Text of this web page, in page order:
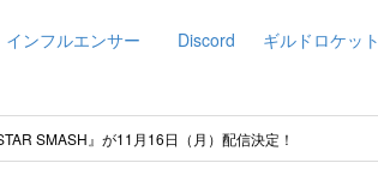
インフルエンサー Discord ギルドロケット
SMASH』が11月16日（月）配信決定！